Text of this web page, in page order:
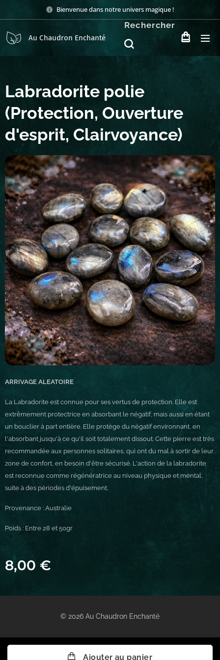
Bienvenue dans notre univers magique !
Au Chaudron Enchanté
Rechercher
Labradorite polie
(Protection, Ouverture
d'esprit, Clairvoyance)
ARRIVAGE ALEATOIRE
La Labradorite est connue pour ses vertus de protection. Elle est
extrêmement protectrice en absorbant le négatif, mais aussi en étant
un bouclier à part entière. Elle protège du négatif environnant, en
l'absorbant jusqu'à ce qu'il soit totalement dissout. Cette pierre est très
recommandée aux personnes solitaires, qui ont du mal à sortir de leur
zone de confort, en besoin d'être sécurisé. L'action de la labradorite
est reconnue comme régénératrice au niveau physique et mental,
suite à des périodes d'épuisement.
Provenance : Australie
Poids : Entre 28 et 50gr
8,00 €
Ajouter au panier
© 2026 Au Chaudron Enchanté